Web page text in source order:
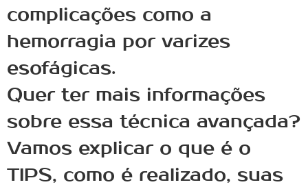
complicações como a
hemorragia por varizes
esofágicas.
Quer ter mais informações
sobre essa técnica avançada?
Vamos explicar o que é o
TIPS, como é realizado, suas